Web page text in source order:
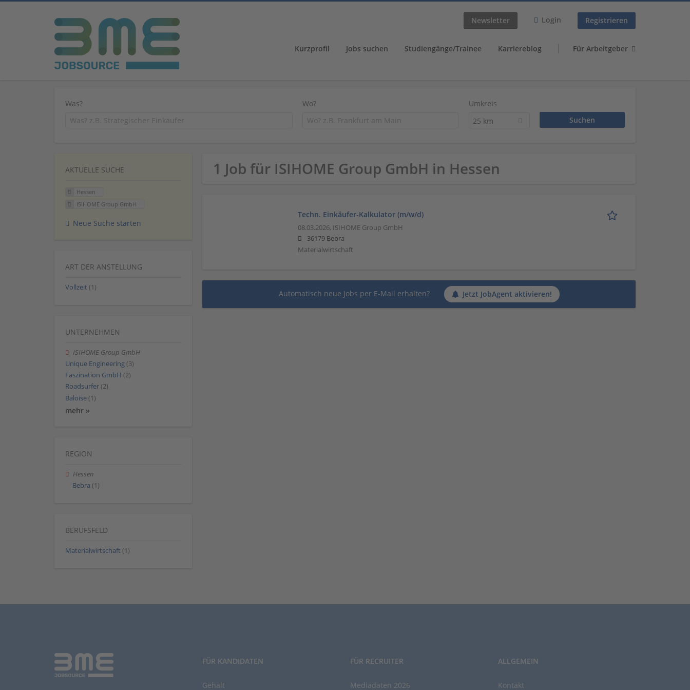
Newsletter Login Registrieren
Kurzprofil Jobs suchen Studiengänge/Trainee Karriereblog Für Arbeitgeber
Was? Wo?
Umkreis
25 km
1 Job für ISIHOME Group GmbH in Hessen
Techn. Einkäufer-Kalkulator (m/w/d)
08.03.2026, ISIHOME Group GmbH
36179 Bebra
Materialwirtschaft
Automatisch neue Jobs per E-Mail erhalten? Jetzt JobAgent aktivieren!
AKTUELLE SUCHE
Hessen
ISIHOME Group GmbH
Neue Suche starten
ART DER ANSTELLUNG
Vollzeit (1)
UNTERNEHMEN
ISIHOME Group GmbH
Unique Engineering (3)
Faszination GmbH (2)
Roadsurfer (2)
Baloise (1)
mehr »
REGION
Hessen
Bebra (1)
BERUFSFELD
Materialwirtschaft (1)
FÜR KANDIDATEN
Gehalt
FÜR RECRUITER
Mediadaten 2026
ALLGEMEIN
Kontakt